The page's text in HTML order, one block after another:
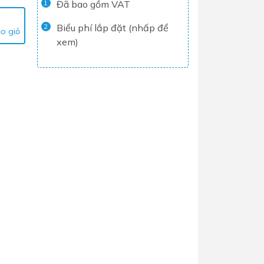
Tủ lạnh
Máy rửa chén
Nồi chiên không dầu
giỏ
1 Đã bao gồm VAT
2
Biểu phí lắp đặt (nhấp để
xem)